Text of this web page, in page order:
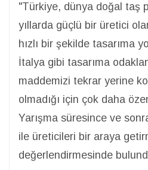
"Türkiye, dünya doğal taş
yıllarda güçlü bir üretici
hızlı bir şekilde tasarıma
İtalya gibi tasarıma
maddemizi tekrar yerine
olmadığı için çok daha
Yarışma süresince ve
ile üreticileri bir araya
değerlendirmesinde